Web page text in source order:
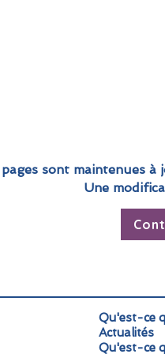
pages sont maintenues
Une
Qu'est-ce
Actualités
Qu'est-ce